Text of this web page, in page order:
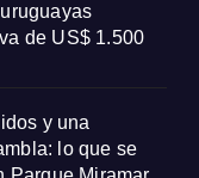
de US$ 1.500
y una
lo que se